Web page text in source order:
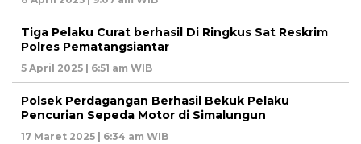
Tiga Pelaku Curat berhasil Di Ringkus Sat Reskrim
Polres Pematangsiantar
5 April 2025 | 6:51 am WIB
Polsek Perdagangan Berhasil Bekuk Pelaku
Pencurian Sepeda Motor di Simalungun
17 Maret 2025 | 6:34 am WIB